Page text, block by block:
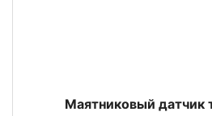
Маятниковый датчик